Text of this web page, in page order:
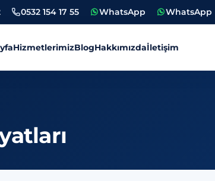
0532 154 17 55 WhatsApp WhatsApp
HizmetlerimizBlogHakkımızdaİletişim